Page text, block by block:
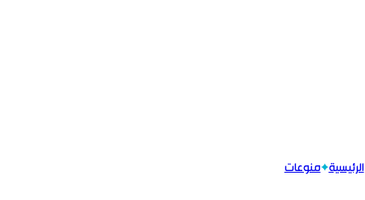
الرئيسية منوعات